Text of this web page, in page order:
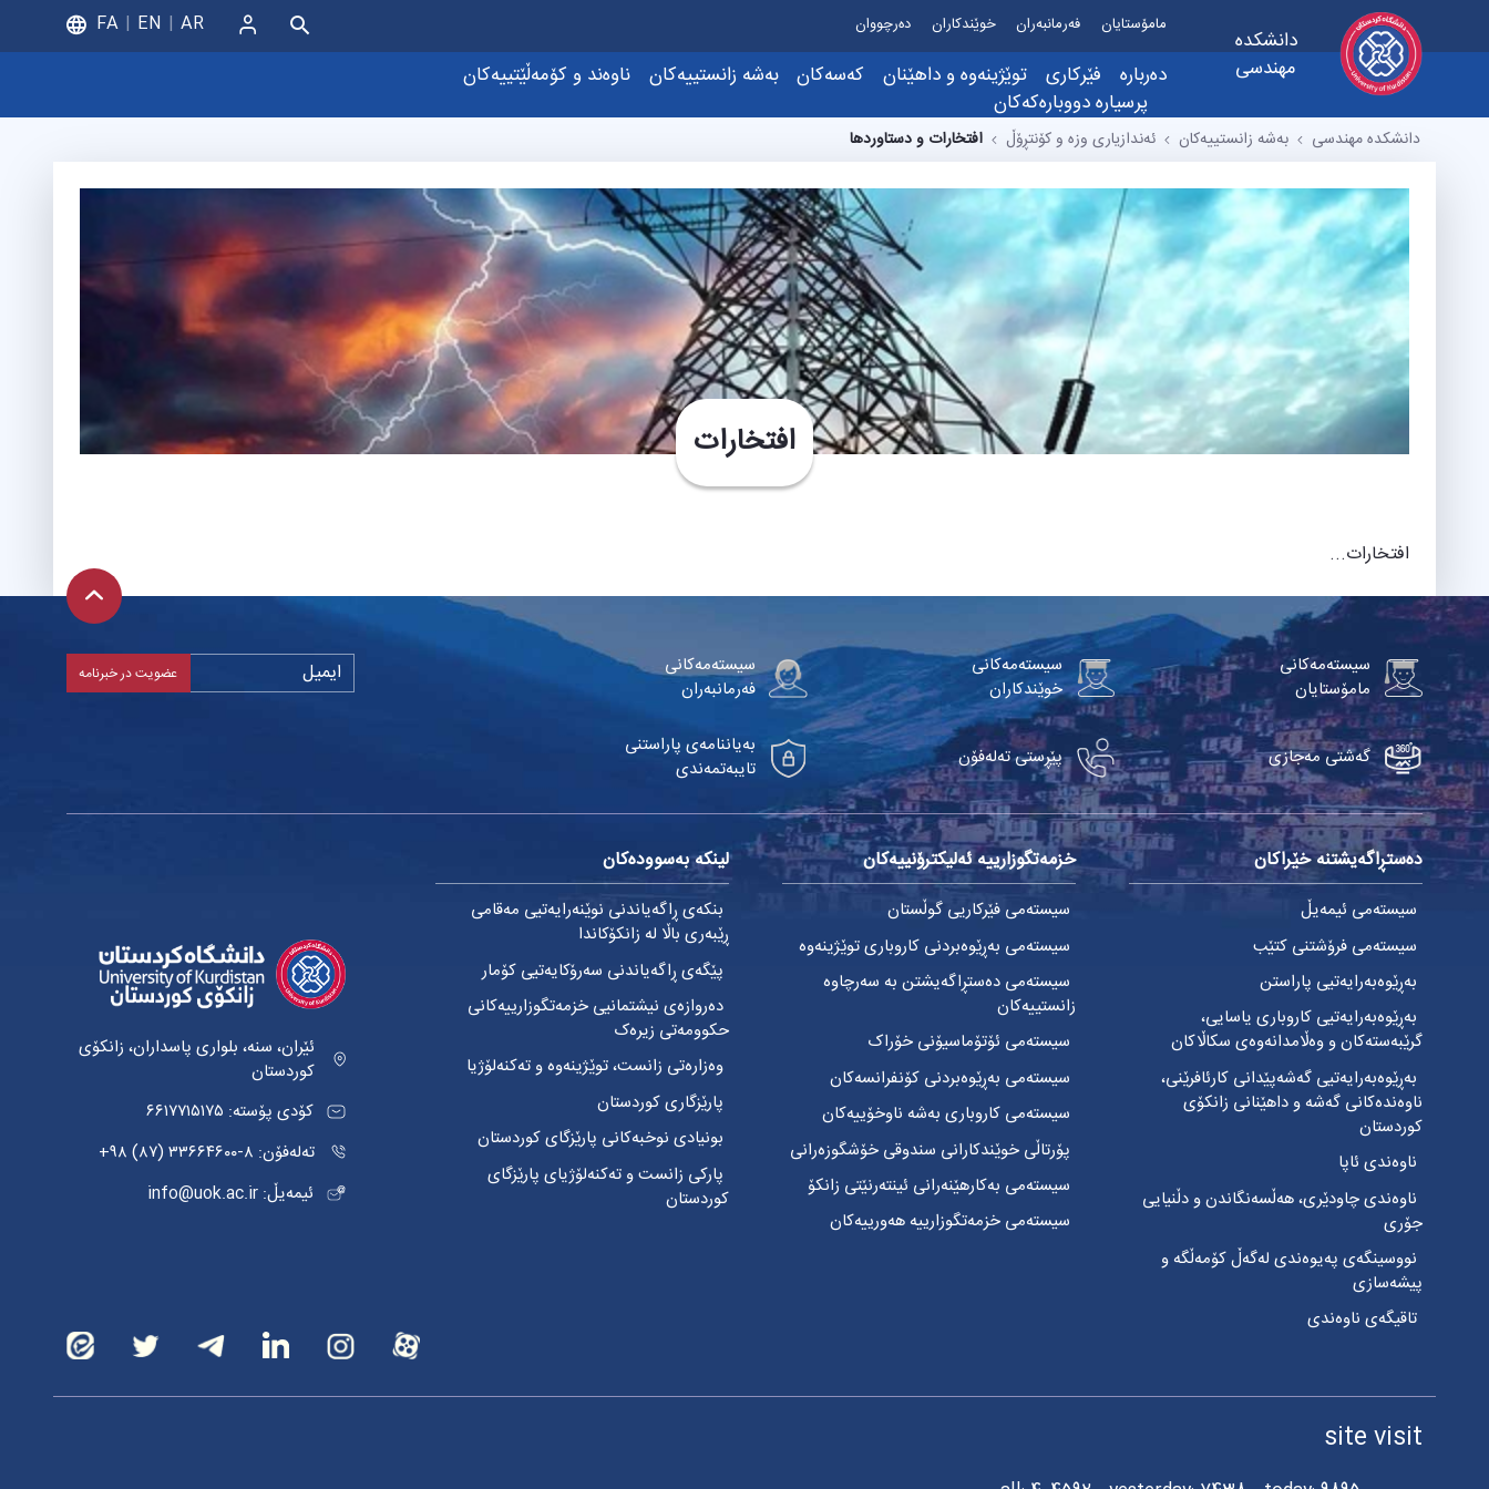
دانشکده
مهندسی
دەربارە
دەربارە
پەیامی سەرۆکی کۆلێژ
نەخشەی ڕێکخراوی
پەیوەندی
ئامانج، ڕؤیا و ئەرکەکان
ڕێکخستنەکان
فێرکاری
فۆرم و ڕێکخستنەکان
توێژینەوە و داهێنان
دەستکەوتەکان و خەڵاتەکان
تاقیگە توێژینەوەییەکان
پڕۆژە توێژینەوەییەکان
پەیوەندی لەگەڵ کەرتی پیشەسازی
هاوکارییە زانستی و نێودەوڵەتییەکان
کەسەکان بەشە زانستییەکان
ئەندازیاری کیمیایی
ەندازیاری پیشەسازی
ئەندازیاری شارستانی
ئەندازیاری کۆمپیوتەر
ئەندازیاری کانزا
ئەندازیاری میکانیک
ناوەند و کۆمەڵێتییەکان
ناوەندی تۆڕی بچووک و تۆڕە ژیرەکان
انجمن‌های علمی
پرسیارە دووبارەکەکان
مامۆستایان فەرمانبەران خوێندکاران دەرچووان
ورود
FA EN AR
دانشکده مهندسی بەشە زانستییەکان ئەندازیاری وزه و کۆنتڕۆڵ افتخارات و دستاوردها
افتخارات
افتخارات...
سیستەمەکانی
مامۆستایان
سیستەمەکانی
خوێندکاران
سیستەمەکانی
فەرمانبەران
گەشتی مەجازی پێڕستی تەلەفۆن
بەیاننامەی پاراستنی
تایبەتمەندی
دەستڕاگەیشتنە خێراکان
سیستەمی ئیمەیڵ
سیستەمی فرۆشتنی کتێب
بەڕێوەبەرایەتیی پاراستن
بەڕێوەبەرایەتیی کاروباری یاسایی،
گرێبەستەکان و وەڵامدانەوەی سکاڵاکان
بەڕێوەبەرایەتیی گەشەپێدانی کارئافرێنی،
ناوەندەکانی گەشە و داهێنانی زانکۆی
کوردستان
ناوەندی ئاپا
ناوەندی چاودێری، هەڵسەنگاندن و دڵنیایی
جۆری
نووسینگەی پەیوەندی لەگەڵ کۆمەڵگە و
پیشەسازی
تاقیگەی ناوەندی
خزمەتگوزارییە ئەلیکترۆنییەکان
سیستەمی فێرکاریی گوڵستان
سیستەمی بەڕێوەبردنی کاروباری توێژینەوە
سیستەمی دەستڕاگەیشتن بە سەرچاوە
زانستییەکان
سیستەمی ئۆتۆماسیۆنی خۆراک
سیستەمی بەڕێوەبردنی کۆنفرانسەکان
سیستەمی کاروباری بەشە ناوخۆییەکان
پۆرتاڵی خوێندکارانی سندوقی خۆشگوزەرانی
سیستەمی بەکارهێنەرانی ئینتەرنێتی زانکۆ
سیستەمی خزمەتگوزارییە هەورییەکان
لینکە بەسوودەکان
بنکەی ڕاگەیاندنی نوێنەرایەتیی مەقامی
ڕێبەری باڵا لە زانکۆکاندا
پێگەی ڕاگەیاندنی سەرۆکایەتیی کۆمار
دەروازەی نیشتمانیی خزمەتگوزارییەکانی
حکوومەتی زیرەک
وەزارەتی زانست، توێژینەوە و تەکنەلۆژیا
پارێزگاری کوردستان
بونیادی نوخبەکانی پارێزگای کوردستان
پارکی زانست و تەکنەلۆژیای پارێزگای
کوردستان
ئێران، سنە، بلواری پاسداران، زانکۆی
کوردستان
کۆدی پۆستە: ٦٦١٧٧١٥١٧٥
تەلەفۆن: ٨-٣٣٦٦٤٦٠٠ (٨٧) ٩٨+
ئیمەیڵ: info@uok.ac.ir
site visit